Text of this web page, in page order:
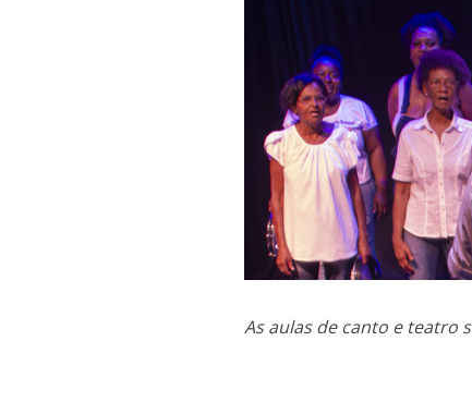
As aulas de canto e teatro